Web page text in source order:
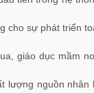
cho sự phát triển
giáo dục mầm
lượng nguồn